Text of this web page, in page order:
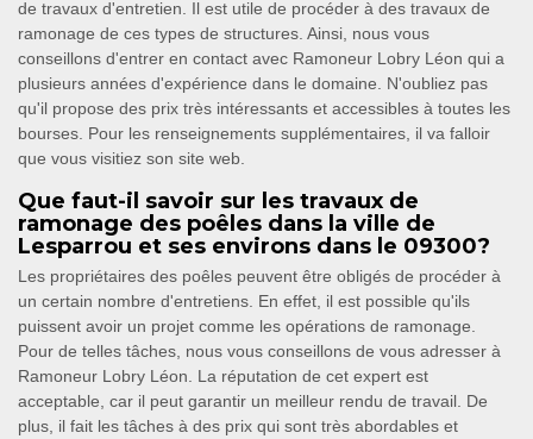
de travaux d'entretien. Il est utile de procéder à des travaux de
ramonage de ces types de structures. Ainsi, nous vous
conseillons d'entrer en contact avec Ramoneur Lobry Léon qui a
plusieurs années d'expérience dans le domaine. N'oubliez pas
qu'il propose des prix très intéressants et accessibles à toutes les
bourses. Pour les renseignements supplémentaires, il va falloir
que vous visitiez son site web.
Que faut-il savoir sur les travaux de
ramonage des poêles dans la ville de
Lesparrou et ses environs dans le 09300?
Les propriétaires des poêles peuvent être obligés de procéder à
un certain nombre d'entretiens. En effet, il est possible qu'ils
puissent avoir un projet comme les opérations de ramonage.
Pour de telles tâches, nous vous conseillons de vous adresser à
Ramoneur Lobry Léon. La réputation de cet expert est
acceptable, car il peut garantir un meilleur rendu de travail. De
plus, il fait les tâches à des prix qui sont très abordables et